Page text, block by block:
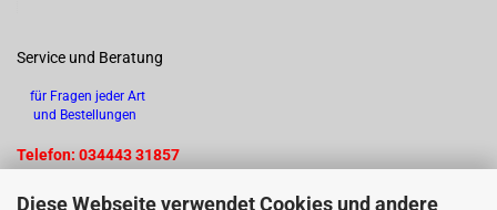
Diese Webseite verwendet Cookies und andere
Service und Beratung
für Fragen jeder Art
und Bestellungen
Telefon: 034443 31857